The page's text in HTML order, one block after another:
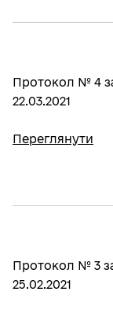
Протокол № 4
22.03.2021
Переглянути
Протокол № 3
25.02.2021